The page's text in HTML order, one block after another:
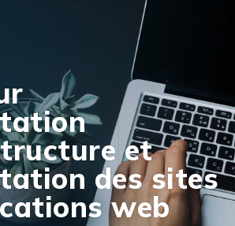
et
des sites
web